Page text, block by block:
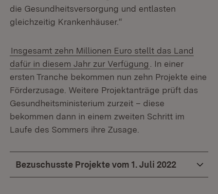
die Gesundheitsversorgung und entlasten
gleichzeitig Krankenhäuser.“
Insgesamt zehn Millionen Euro stellt das Land
dafür in diesem Jahr zur Verfügung
. In einer
ersten Tranche bekommen nun zehn Projekte eine
Förderzusage. Weitere Projektanträge prüft das
Gesundheitsministerium zurzeit – diese
bekommen dann in einem zweiten Schritt im
Laufe des Sommers ihre Zusage.
Bezuschusste Projekte vom 1. Juli 2022